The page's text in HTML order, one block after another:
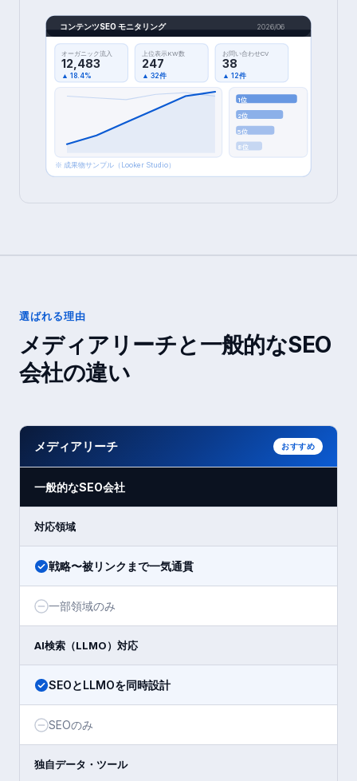
コンテンツSEO モニタリング 2026/06
オーガニック流入
12,483
▲ 18.4%
上位表示KW数
247
▲ 32件
お問い合わせCV
38
▲ 12件
1位
2位
5位
8位
※ 成果物サンプル（Looker Studio）
選ばれる理由
メディアリーチと一般的なSEO
会社の違い
メディアリーチ おすすめ
一般的なSEO会社
対応領域
戦略〜被リンクまで一気通貫
一部領域のみ
AI検索（LLMO）対応
SEOとLLMOを同時設計
SEOのみ
独自データ・ツール